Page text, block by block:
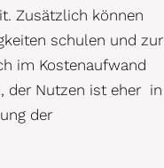
Zusätzlich können
schulen und zur
im Kostenaufwand
der Nutzen ist eher in
der